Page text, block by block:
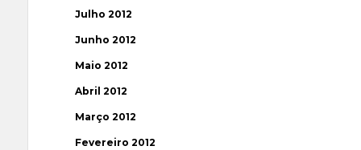
Julho 2012
Junho 2012
Maio 2012
Abril 2012
Março 2012
Fevereiro 2012